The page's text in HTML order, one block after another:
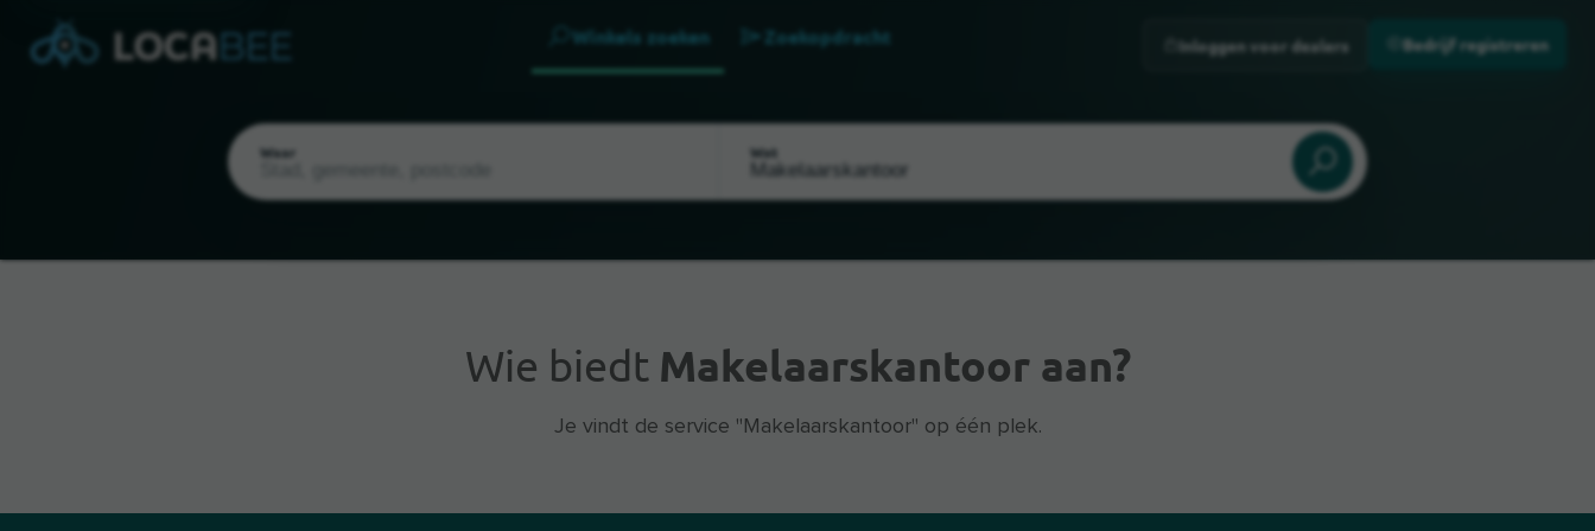
Winkels zoeken Zoekopdracht
Waar Wat
Inloggen voor dealers Bedrijf registreren
Wie biedt Makelaarskantoor aan?
Je vindt de service "Makelaarskantoor" op één plek.